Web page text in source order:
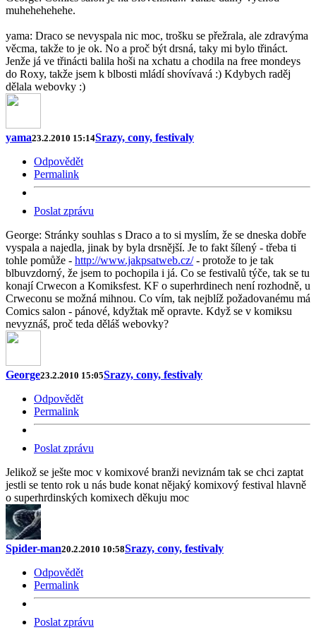
muhehehehehe.
yama: Draco se nevyspala nic moc, trošku se přežrala, ale zdravýma
věcma, takže to je ok. No a proč být drsná, taky mi bylo třináct.
Jenže já ve třinácti balila hoši na xchatu a chodila na free mondeys
do Roxy, takže jsem k blbosti mládí shovívavá :) Kdybych raděj
dělala webovky :)
yama23.2.2010 15:14Srazy, cony, festivaly
Odpovědět
Permalink
Poslat zprávu
George: Stránky souhlas s Draco a to si myslím, že se dneska dobře
vyspala a najedla, jinak by byla drsnější. Je to fakt šílený - třeba ti
tohle pomůže - http://www.jakpsatweb.cz/- protože to je tak
blbuvzdorný, že jsem to pochopila i já. Co se festivalů týče, tak se tu
konají Crwecon a Komiksfest. KF o superhrdinech není rozhodně, u
Crweconu se možná mihnou. Co vím, tak nejblíž požadovanému má
Comics salon - pánové, kdyžtak mě opravte. Když se v komiksu
nevyznáš, proč teda děláš webovky?
George23.2.2010 15:05Srazy, cony, festivaly
Odpovědět
Permalink
Poslat zprávu
Jelikož se ješte moc v komixové branži neviznám tak se chci zaptat
jestli se tento rok u nás bude konat nějaký komixový festival hlavně
o superhrdinských komixech děkuju moc
Spider-man20.2.2010 10:58Srazy, cony, festivaly
Odpovědět
Permalink
Poslat zprávu